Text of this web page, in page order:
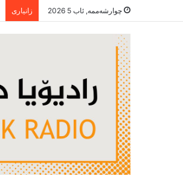
چوارشەممە, ئاب 5 2026 زانیاری